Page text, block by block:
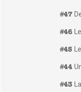
#47
#46
#45
#44
#43